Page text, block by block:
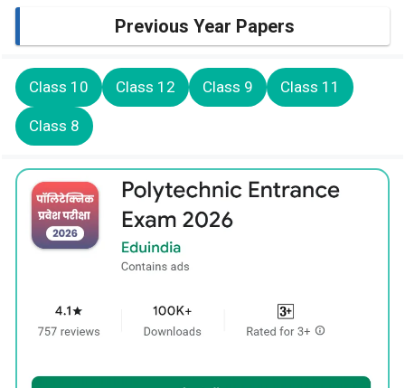
Previous Year Papers
Class 10 Class 12 Class 9 Class 11
Class 8